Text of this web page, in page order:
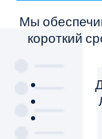
Мы
короткий